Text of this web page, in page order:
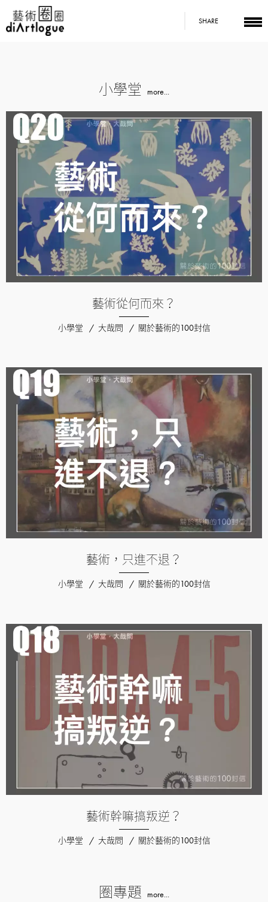
SHARE
小學堂
藝術從何而來？
小學堂 大哉問 關於藝術的100封信
藝術，只進不退？
小學堂 大哉問 關於藝術的100封信
藝術幹嘛搞叛逆？
小學堂 大哉問 關於藝術的100封信
圈專題